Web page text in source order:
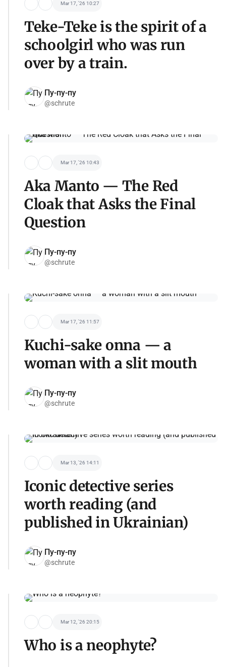
Mar 17, '26 10:27
Teke-Teke is the spirit of a
schoolgirl who was run
over by a train.
Пу-пу-пу
@schrute
Mar 17, '26 10:43
Aka Manto — The Red
Cloak that Asks the Final
Question
Пу-пу-пу
@schrute
Mar 17, '26 11:57
Kuchi-sake onna — a
woman with a slit mouth
Пу-пу-пу
@schrute
Mar 13, '26 14:11
Iconic detective series
worth reading (and
published in Ukrainian)
Пу-пу-пу
@schrute
Mar 12, '26 20:15
Who is a neophyte?